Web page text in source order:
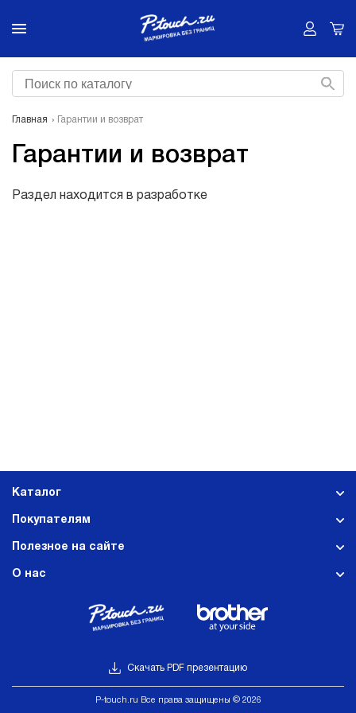
Главная Гарантии и возврат
Гарантии и возврат
Раздел находится в разработке
Каталог
Покупателям
Полезное на сайте
О нас
Скачать PDF презентацию
Р-touch.ru Все права защищены © 2026